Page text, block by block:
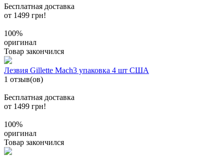
Бесплатная доставка
от 1499 грн!
100%
оригинал
Товар закончился
Лезвия Gillette Mach3 упаковка 4 шт США
1 отзыв(ов)
Бесплатная доставка
от 1499 грн!
100%
оригинал
Товар закончился